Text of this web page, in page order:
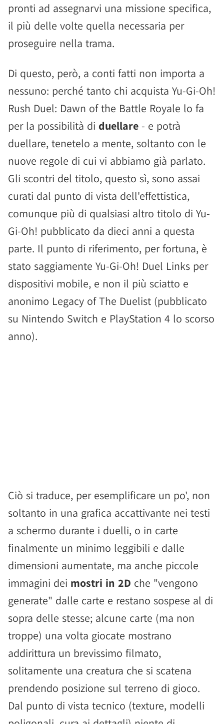
pronti ad assegnarvi una missione specifica,
il più delle volte quella necessaria per
proseguire nella trama.
Di questo, però, a conti fatti non importa a
nessuno: perché tanto chi acquista Yu-Gi-Oh!
Rush Duel: Dawn of the Battle Royale lo fa
per la possibilità di duellare - e potrà
duellare, tenetelo a mente, soltanto con le
nuove regole di cui vi abbiamo già parlato.
Gli scontri del titolo, questo sì, sono assai
curati dal punto di vista dell'effettistica,
comunque più di qualsiasi altro titolo di Yu-
Gi-Oh! pubblicato da dieci anni a questa
parte. Il punto di riferimento, per fortuna, è
stato saggiamente Yu-Gi-Oh! Duel Links per
dispositivi mobile, e non il più sciatto e
anonimo Legacy of The Duelist (pubblicato
su Nintendo Switch e PlayStation 4 lo scorso
anno).
Ciò si traduce, per esemplificare un po', non
soltanto in una grafica accattivante nei testi
a schermo durante i duelli, o in carte
finalmente un minimo leggibili e dalle
dimensioni aumentate, ma anche piccole
immagini dei mostri in 2D che "vengono
generate" dalle carte e restano sospese al di
sopra delle stesse; alcune carte (ma non
troppe) una volta giocate mostrano
addirittura un brevissimo filmato,
solitamente una creatura che si scatena
prendendo posizione sul terreno di gioco.
Dal punto di vista tecnico (texture, modelli